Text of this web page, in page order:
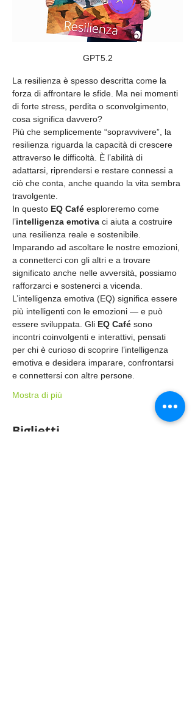
GPT5.2
La resilienza è spesso descritta come la
forza di affrontare le sfide. Ma nei momenti
di forte stress, perdita o sconvolgimento,
cosa significa davvero?
Più che semplicemente “sopravvivere”, la
resilienza riguarda la capacità di crescere
attraverso le difficoltà. È l’abilità di
adattarsi, riprendersi e restare connessi a
ciò che conta, anche quando la vita sembra
travolgente.
In questo EQ Café esploreremo come
l’intelligenza emotiva ci aiuta a costruire
una resilienza reale e sostenibile.
Imparando ad ascoltare le nostre emozioni,
a connetterci con gli altri e a trovare
significato anche nelle avversità, possiamo
rafforzarci e sostenerci a vicenda.
L’intelligenza emotiva (EQ) significa essere
più intelligenti con le emozioni — e può
essere sviluppata. Gli EQ Café sono
incontri coinvolgenti e interattivi, pensati
per chi è curioso di scoprire l’intelligenza
emotiva e desidera imparare, confrontarsi
e connettersi con altre persone.
Mostra di più
Biglietti